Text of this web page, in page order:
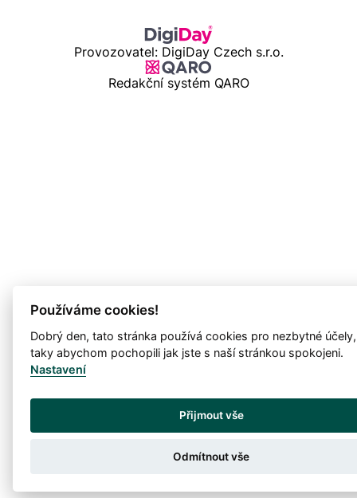
Provozovatel: DigiDay Czech s.r.o.
Redakční systém QARO
Používáme cookies!
Dobrý den, tato stránka používá cookies pro nezbytné
taky abychom pochopili jak jste s naší stránkou spokojeni.
Nastavení
Přijmout vše
Odmítnout vše